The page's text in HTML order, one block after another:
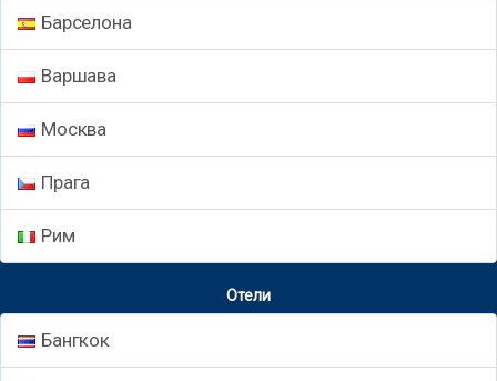
Барселона
Варшава
Москва
Прага
Рим
Отели
Бангкок